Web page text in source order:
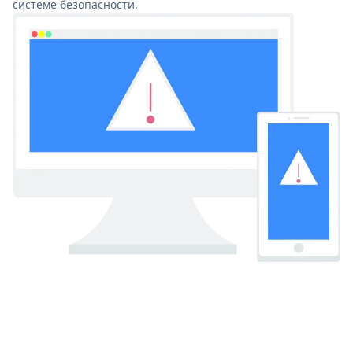
системе безопасности.